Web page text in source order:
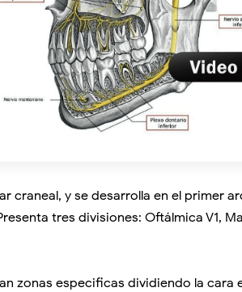
craneal, y se desarrolla en el primer
tres divisiones: Oftálmica V1,
zonas especificas dividiendo la cara